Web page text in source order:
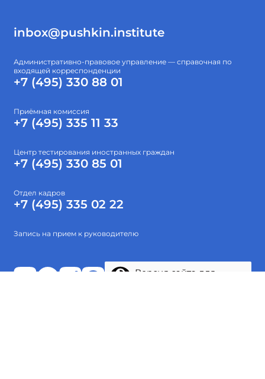
inbox@pushkin.institute
Административно-правовое управление — справочная по
входящей корреспонденции
+7 (495) 330 88 01
Приёмная комиссия
+7 (495) 335 11 33
Центр тестирования иностранных граждан
+7 (495) 330 85 01
Отдел кадров
+7 (495) 335 02 22
Запись на прием к руководителю
Версия сайта для